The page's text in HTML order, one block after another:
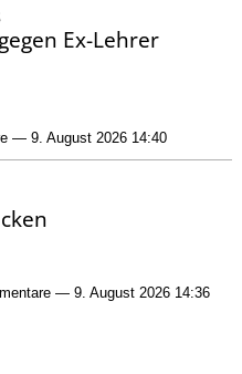
Ex-Lehrer
— 9. August 2026 14:40
— 9. August 2026 14:36